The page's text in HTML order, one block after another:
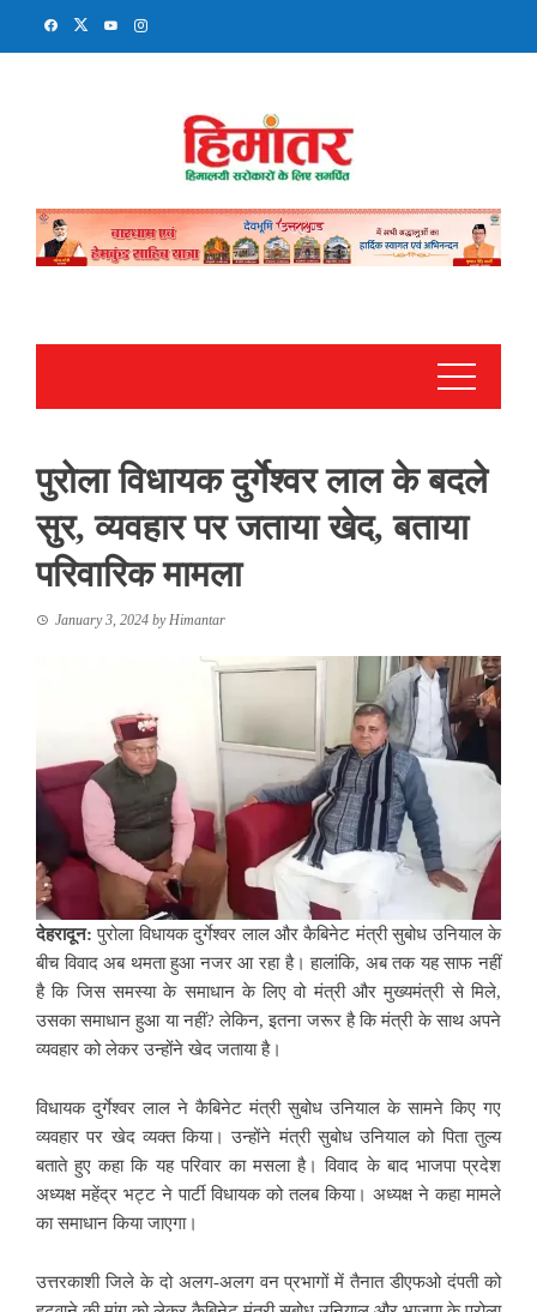
पुरोला विधायक दुर्गेश्वर लाल के बदले
सुर, व्यवहार पर जताया खेद, बताया
परिवारिक मामला
January 3, 2024 byHimantar
देहरादून: पुरोला विधायक दुर्गेश्वर लाल और कैबिनेट मंत्री सुबोध उनियाल के
बीच विवाद अब थमता हुआ नजर आ रहा है। हालांकि, अब तक यह साफ नहीं
है कि जिस समस्या के समाधान के लिए वो मंत्री और मुख्यमंत्री से मिले,
उसका समाधान हुआ या नहीं? लेकिन, इतना जरूर है कि मंत्री के साथ अपने
व्यवहार को लेकर उन्होंने खेद जताया है।
विधायक दुर्गेश्वर लाल ने कैबिनेट मंत्री सुबोध उनियाल के सामने किए गए
व्यवहार पर खेद व्यक्त किया। उन्होंने मंत्री सुबोध उनियाल को पिता तुल्य
बताते हुए कहा कि यह परिवार का मसला है। विवाद के बाद भाजपा प्रदेश
अध्यक्ष महेंद्र भट्ट ने पार्टी विधायक को तलब किया। अध्यक्ष ने कहा मामले
का समाधान किया जाएगा।
उत्तरकाशी जिले के दो अलग-अलग वन प्रभागों में तैनात डीएफओ दंपती को